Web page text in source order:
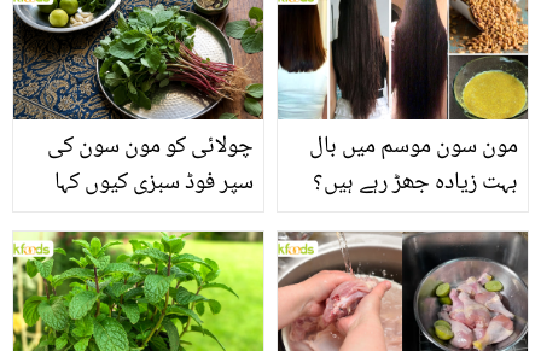
چولائی کو مون سون کی
سپر فوڈ سبزی کیوں کہا
منرلز اور اینٹی آکسیڈنٹس
سے بھرپور اس سبزی کے
فائدے
مون سون موسم میں بال
بہت زیادہ جھڑ رہے ہیں؟
بنانے کے چند قدرتی طریقے